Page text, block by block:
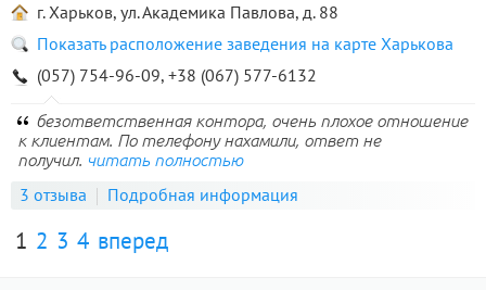
г. Харьков, ул. Академика Павлова, д. 88
Показать расположение заведения на карте Харькова
(057) 754-96-09, +38 (067) 577-6132
безответственная контора, очень плохое отношение
к клиентам. По телефону нахамили, ответ не
получил. читать полностью
3 отзыва Подробная информация
1 2 3 4 вперед